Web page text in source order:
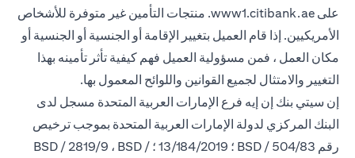
على www1.citibank.ae
opens in a new tab
. منتجات التأمين غير متوفرة للأشخاص
الأمريكيين. إذا قام العميل بتغيير الإقامة أو الجنسية أو الجنسية أو
مكان العمل ، فمن مسؤولية العميل فهم كيفية تأثر تأمينه بهذا
التغيير والامتثال لجميع القوانين واللوائح المعمول بها.
إن سيتي بنك إن إيه فرع الإمارات العربية المتحدة مسجل لدى
البنك المركزي لدولة الإمارات العربية المتحدة بموجب ترخيص
رقم BSD / 504/83 ؛ 13/184/2019 ؛ BSD / 2819/9 ، BSD /